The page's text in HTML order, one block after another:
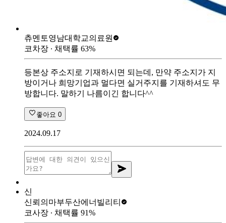
츄멘토영남대학교의료원
코차장 ∙ 채택률 63%
등본상 주소지로 기재하시면 되는데, 만약 주소지가 지
방이거나 희망기업과 멀다면 실거주지를 기재하셔도 무
방합니다. 말하기 나름이긴 합니다^^
좋아요 0
2024.09.17
신
신뢰의마부두산에너빌리티
코사장 ∙ 채택률 91%